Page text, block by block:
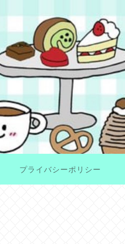
プライバシーポリシー